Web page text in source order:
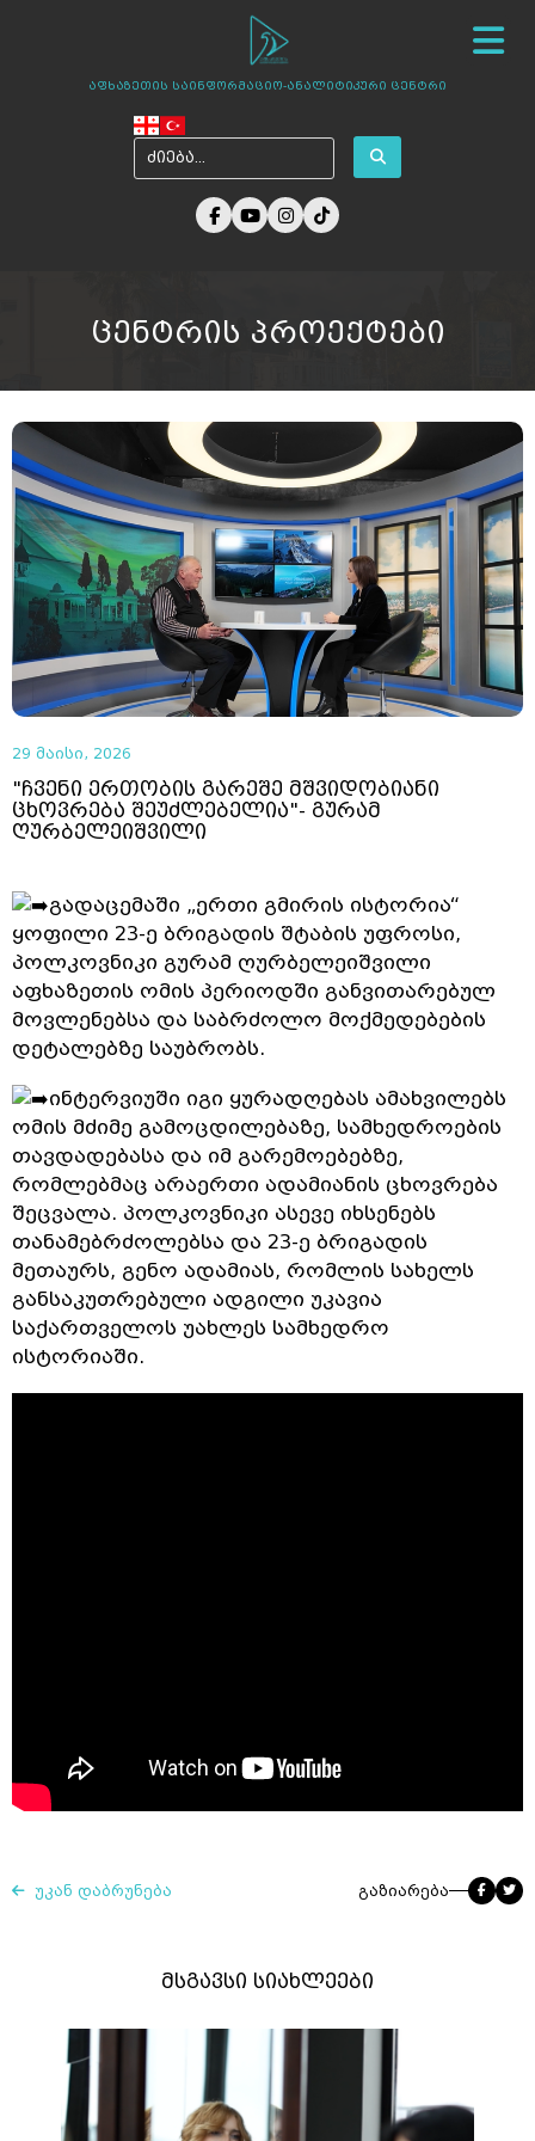
აფხაზეთის საინფორმაციო-ანალიტიკური ცენტრი
სიახლეები
ჩვენ შესახებ
ცენტრის პროექტები
ცენტრის პროექტები
29 მაისი, 2026
"ჩვენი ერთობის გარეშე მშვიდობიანი
ცხოვრება შეუძლებელია"- გურამ
ღურბელეიშვილი
გადაცემაში „ერთი გმირის ისტორია“
ყოფილი 23-ე ბრიგადის შტაბის უფროსი,
პოლკოვნიკი გურამ ღურბელეიშვილი
აფხაზეთის ომის პერიოდში განვითარებულ
მოვლენებსა და საბრძოლო მოქმედებების
დეტალებზე საუბრობს.
ინტერვიუში იგი ყურადღებას ამახვილებს
ომის მძიმე გამოცდილებაზე, სამხედროების
თავდადებასა და იმ გარემოებებზე,
რომლებმაც არაერთი ადამიანის ცხოვრება
შეცვალა. პოლკოვნიკი ასევე იხსენებს
თანამებრძოლებსა და 23-ე ბრიგადის
მეთაურს, გენო ადამიას, რომლის სახელს
განსაკუთრებული ადგილი უკავია
საქართველოს უახლეს სამხედრო
ისტორიაში.
უკან დაბრუნება გაზიარება
მსგავსი სიახლეები